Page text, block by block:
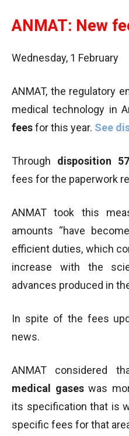
ANMAT: New
Wednesday, 1 February
ANMAT, the regulatory
medical technology in
feesfor this year. See
Through disposition
fees for the paperwork
ANMAT took this
amounts “have
efficient duties, which
increase with the
advances produced in
In spite of the fees
news.
ANMAT considered
medical gaseswas
its specification that is
specific fees for that